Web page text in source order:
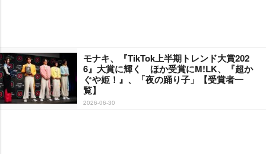
モナキ、『TikTok上半期トレンド大賞202
6』大賞に輝く ほか受賞にM!LK、『超か
ぐや姫！』、「夜の踊り子」【受賞者一
覧】
2026-06-30